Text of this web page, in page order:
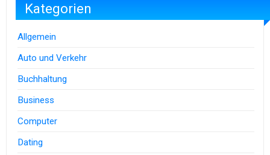
Kategorien
Allgemein
Auto und Verkehr
Buchhaltung
Business
Computer
Dating